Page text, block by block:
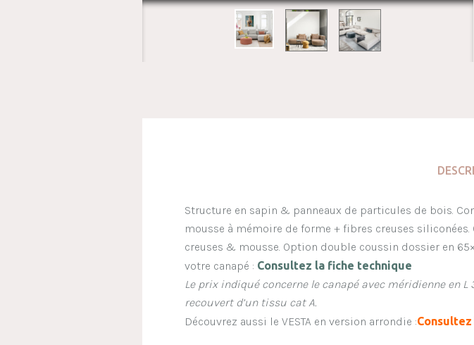
Structure en sapin & panneaux de particules de bois.
mousse à mémoire de forme + fibres creuses
creuses & mousse. Option double coussin dossier en
votre canapé : Consultez la fiche technique
Le prix indiqué concerne le canapé avec méridienne en
recouvert d’un tissu cat A.
Découvrez aussi le VESTA en version arrondie :Consultez